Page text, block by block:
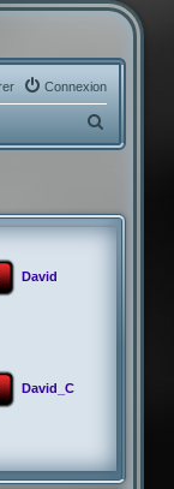
Connexion
e
David
David_C